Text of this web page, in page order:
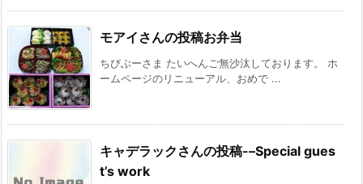
モアイさんの投稿お弁当
ちびぶーさま たいへんご無沙汰しております。 ホ
ームページのリニューアル、おめで ...
キャデラックさんの投稿-–Special gues
t’s work